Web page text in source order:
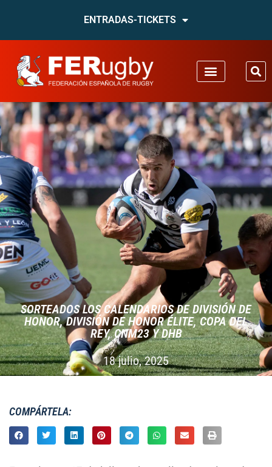
ENTRADAS-TICKETS
SORTEADOS LOS CALENDARIOS DE DIVISIÓN DE
HONOR, DIVISIÓN DE HONOR ÉLITE, COPA DEL
REY, CNM23 Y DHB
18 julio, 2025
COMPÁRTELA: